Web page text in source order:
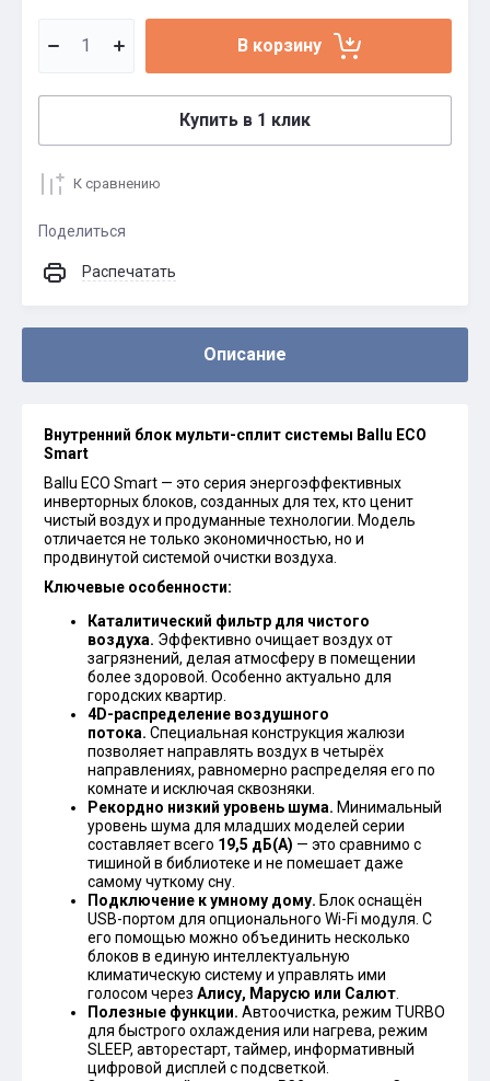
В корзину
Купить в 1 клик
К сравнению
Поделиться
Распечатать
Описание
Внутренний блок мульти-сплит системы Ballu ECO
Smart
Ballu ECO Smart — это серия энергоэффективных
инверторных блоков, созданных для тех, кто ценит
чистый воздух и продуманные технологии. Модель
отличается не только экономичностью, но и
продвинутой системой очистки воздуха.
Ключевые особенности:
Каталитический фильтр для чистого
воздуха. Эффективно очищает воздух от
загрязнений, делая атмосферу в помещении
более здоровой. Особенно актуально для
городских квартир.
4D-распределение воздушного
потока. Специальная конструкция жалюзи
позволяет направлять воздух в четырёх
направлениях, равномерно распределяя его по
комнате и исключая сквозняки.
Рекордно низкий уровень шума. Минимальный
уровень шума для младших моделей серии
составляет всего 19,5 дБ(А) — это сравнимо с
тишиной в библиотеке и не помешает даже
самому чуткому сну.
Подключение к умному дому. Блок оснащён
USB-портом для опционального Wi-Fi модуля. С
его помощью можно объединить несколько
блоков в единую интеллектуальную
климатическую систему и управлять ими
голосом через Алису, Марусю или Салют
Полезные функции. Автоочистка, режим TURBO
для быстрого охлаждения или нагрева, режим
SLEEP, авторестарт, таймер, информативный
цифровой дисплей с подсветкой.